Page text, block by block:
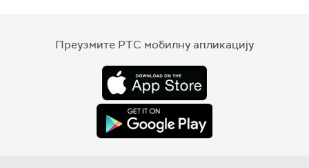
Преузмите РТС мобилну апликацију